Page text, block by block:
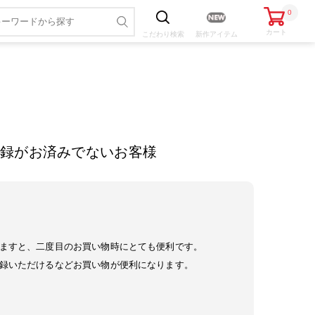
こだわり 検索 新作アイテム
0
カート
がお済みでないお客様
すと、二度目のお買い物時にとても便利です。
いただけるなどお買い物が便利になります。